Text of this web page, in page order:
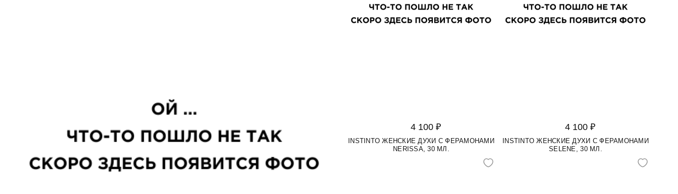
4 100 ₽
INSTINTO ЖЕНСКИЕ ДУХИ С ФЕРАМОНАМИ
NERISSA, 30 МЛ.
4 100 ₽
INSTINTO ЖЕНСКИЕ ДУХИ С ФЕРАМОНАМИ
SELENE, 30 МЛ.